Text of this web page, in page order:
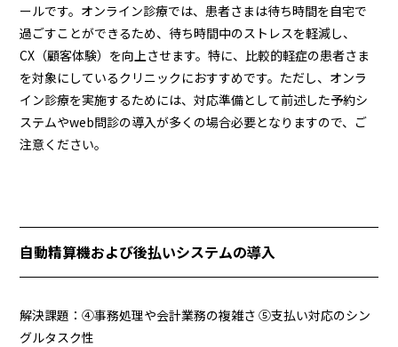
ールです。オンライン診療では、患者さまは待ち時間を自宅で
過ごすことができるため、待ち時間中のストレスを軽減し、
CX（顧客体験）を向上させます。特に、比較的軽症の患者さま
を対象にしているクリニックにおすすめです。ただし、オンラ
イン診療を実施するためには、対応準備として前述した予約シ
ステムやweb問診の導入が多くの場合必要となりますので、ご
注意ください。
自動精算機および後払いシステムの導入
解決課題：④事務処理や会計業務の複雑さ ⑤支払い対応のシン
グルタスク性